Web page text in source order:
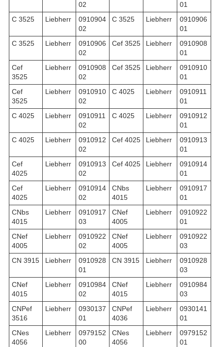
02
01
C 3525
Liebherr
0910904
02
C 3525 Liebherr
0910906
01
C 3525
Liebherr
0910906
02
Cef 3525 Liebherr
0910908
01
Cef
3525
Liebherr
0910908
02
Cef 3525 Liebherr
0910910
01
Cef
3525
Liebherr
0910910
02
C 4025 Liebherr
0910911
01
C 4025
Liebherr
0910911
02
C 4025 Liebherr
0910912
01
C 4025
Liebherr
0910912
02
Cef 4025 Liebherr
0910913
01
Cef
4025
Liebherr
0910913
02
Cef 4025 Liebherr
0910914
01
Cef
4025
Liebherr
0910914
02
CNbs
4015
Liebherr
0910917
01
CNbs
4015
Liebherr
0910917
03
CNef
4005
Liebherr
0910922
01
CNef
4005
Liebherr
0910922
02
CNef
4005
Liebherr
0910922
03
CN 3915
Liebherr
0910928
01
CN 3915 Liebherr
0910928
03
CNef
4015
Liebherr
0910984
02
CNef
4015
Liebherr
0910984
03
CNPef
3516
Liebherr
0930137
01
CNPef
4036
Liebherr
0930141
01
CNes
4056
Liebherr
0979152
00
CNes
4056
Liebherr
0979152
01